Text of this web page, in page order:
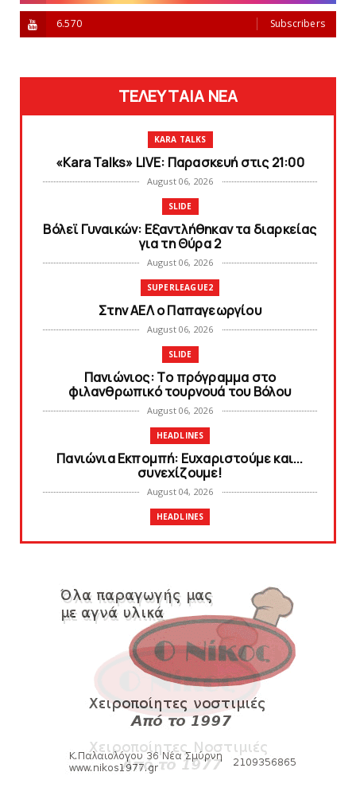
6.570 Subscribers
ΤΕΛΕΥΤΑΙΑ ΝΕΑ
KARA TALKS
«Kara Talks» LIVE: Παρασκευή στις 21:00
August 06, 2026
SLIDE
Bόλεϊ Γυναικών: Εξαντλήθηκαν τα διαρκείας
για τη Θύρα 2
August 06, 2026
SUPERLEAGUE2
Στην AEΛ ο Παπαγεωργίου
August 06, 2026
SLIDE
Πανιώνιoς: Tο πρόγραμμα στο
φιλανθρωπικό τουρνουά του Bόλου
August 06, 2026
HEADLINES
Πανιώνια Εκπομπή: Eυχαριστούμε και...
συνεχίζουμε!
August 04, 2026
HEADLINES
Θλίψη για τον χαμό του Γιώργου
SLIDE
Ξεκινά η ελεύθερη διάθεση των εισιτηρίων
διαρκείας του βόλεϊ...
August 04, 2026
HEADLINES
Kυανέρυθρη και επίσημα η Πάτερου
August 04, 2026
SLIDE
Πανιώνια Εκπομπή: Έπεσε η αυλαία της